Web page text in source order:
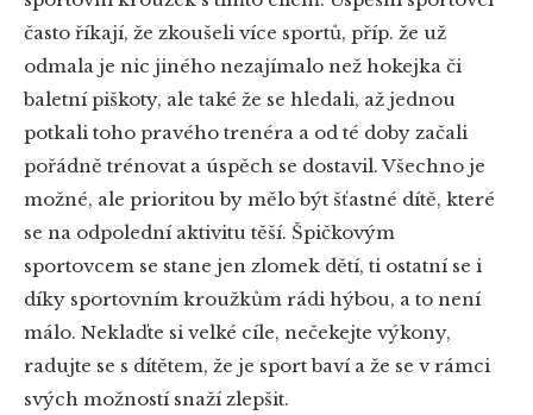
často říkají, že zkoušeli více sportů, příp. že už
odmala je nic jiného nezajímalo než hokejka či
baletní piškoty, ale také že se hledali, až jednou
potkali toho pravého trenéra a od té doby začali
pořádně trénovat a úspěch se dostavil. Všechno je
možné, ale prioritou by mělo být šťastné dítě, které
se na odpolední aktivitu těší. Špičkovým
sportovcem se stane jen zlomek dětí, ti ostatní se i
díky sportovním kroužkům rádi hýbou, a to není
málo. Neklaďte si velké cíle, nečekejte výkony,
radujte se s dítětem, že je sport baví a že se v rámci
svých možností snaží zlepšit.